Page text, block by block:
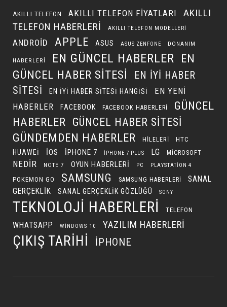
AKILLI TELEFON AKILLI TELEFON FIYATLARI
AKILLI
TELEFON HABERLERI
AKILLI TELEFON MODELLERI
ANDROID APPLE ASUS ASUS ZENFONE DONANIM
HABERLERI EN GÜNCEL HABERLER EN
GÜNCEL HABER SITESI
EN IYI HABER
SITESI
EN IYI HABER SITESI HANGISI
EN YENI
HABERLER
FACEBOOK FACEBOOK HABERLERI
GÜNCEL
HABERLER
GÜNCEL HABER SITESI
GÜNDEMDEN HABERLER HILELERI HTC
HUAWEI IOS IPHONE 7 IPHONE 7 PLUS LG MICROSOFT
NEDIR NOTE 7 OYUN HABERLERI PC PLAYSTATION 4
POKEMON GO SAMSUNG SAMSUNG HABERLERI
SANAL
GERÇEKLIK
SANAL GERÇEKLIK GÖZLÜĞÜ SONY
TEKNOLOJI HABERLERI TELEFON
WHATSAPP WINDOWS 10 YAZILIM HABERLERI
ÇIKIŞ TARIHI İPHONE